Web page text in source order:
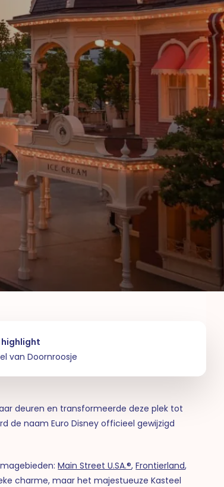
highlight
van Doornroosje
deuren en transformeerde deze plek tot
de naam Euro Disney officieel gewijzigd
Main Street U.SA.®,Frontierland,
charme, maar het majestueuze Kasteel